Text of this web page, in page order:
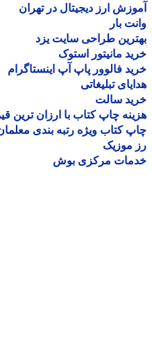
ارز دیجیتال در تهران
بار
طراحی سایت یزد
مانیتور استوک
فالوور پاپ آپ اینستاگرام
تبلیغاتی
سالت
چاپ کتاب با ارزان ترین قیمت
کتاب ویژه رتبه بندی معلمان
موزیک
مرکزی بوش